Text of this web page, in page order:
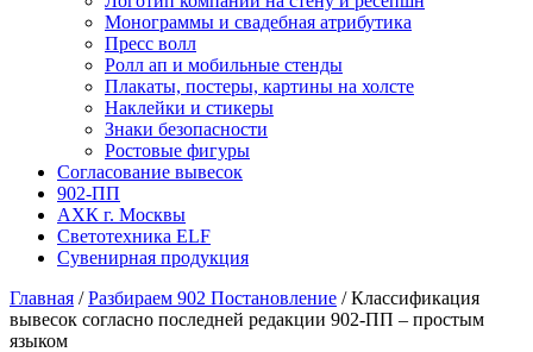
Монограммы и свадебная атрибутика
Пресс волл
Ролл ап и мобильные стенды
Плакаты, постеры, картины на холсте
Наклейки и стикеры
Знаки безопасности
Ростовые фигуры
Согласование вывесок
902-ПП
АХК г. Москвы
Светотехника ELF
Сувенирная продукция
Главная /Разбираем 902 Постановление /Классификация
вывесок согласно последней редакции 902-ПП – простым
языком